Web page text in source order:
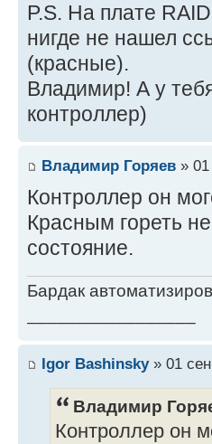
P.S. На плате
нигде не нашел
(красные).
Владимир! А у
контроллер)
Владимир Горяев »
Контроллер он
Красным гореть
состояние.
Бардак
Igor Bashinsky» 01
Владимир
Контроллер он